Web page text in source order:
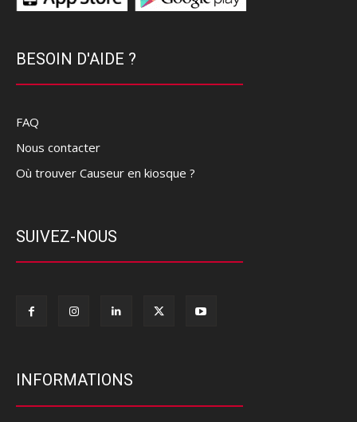
BESOIN D'AIDE ?
FAQ
Nous contacter
Où trouver Causeur en kiosque ?
SUIVEZ-NOUS
INFORMATIONS